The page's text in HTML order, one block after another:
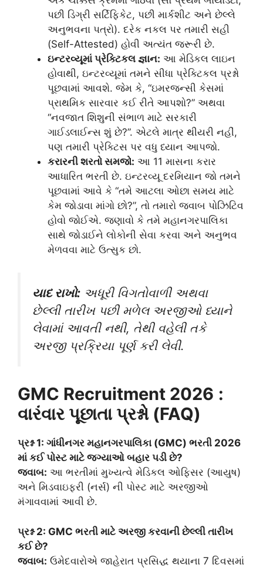
પછી ડિગ્રી સર્ટિફિકેટ, પછી માર્કશીટ અને છેલ્લે
અનુભવના પત્રો). દરેક નકલ પર તમારી સહી
(Self-Attested) હોવી અત્યંત જરૂરી છે.
ઇન્ટરવ્યૂમાં પ્રેક્ટિકલ જ્ઞાન: આ મેડિકલ લાઇન
હોવાથી, ઇન્ટરવ્યૂમાં તમને સીધા પ્રેક્ટિકલ પ્રશ્નો
પૂછવામાં આવશે. જેમ કે, “ઇમરજન્સી કેસમાં
પ્રાથમિક સારવાર કઈ રીતે આપશો?” અથવા
“નવજાત શિશુની સંભાળ માટે સરકારી
ગાઈડલાઈન્સ શું છે?”. એટલે માત્ર થીયરી નહીં,
પણ તમારી પ્રેક્ટિસ પર વધુ ધ્યાન આપજો.
કરારની શરતો સમજો: આ 11 માસના કરાર
આધારિત ભરતી છે. ઇન્ટરવ્યૂ દરમિયાન જો તમને
પૂછવામાં આવે કે “તમે આટલા ઓછા સમય માટે
કેમ જોડાવા માંગો છો?”, તો તમારો જવાબ પોઝિટિવ
હોવો જોઈએ. જણાવો કે તમે મહાનગરપાલિકા
સાથે જોડાઈને લોકોની સેવા કરવા અને અનુભવ
મેળવવા માટે ઉત્સુક છો.
યાદ રાખો: અધૂરી વિગતોવાળી અથવા
છેલ્લી તારીખ પછી મળેલ અરજીઓ ધ્યાને
લેવામાં આવતી નથી, તેથી વહેલી તકે
અરજી પ્રક્રિયા પૂર્ણ કરી લેવી.
GMC Recruitment 2026 :
વારંવાર પૂછાતા પ્રશ્નો (FAQ)
પ્રશ્ન 1: ગાંધીનગર મહાનગરપાલિકા (GMC) ભરતી 2026
માં કઈ પોસ્ટ માટે જગ્યાઓ બહાર પડી છે?
જવાબ: આ ભરતીમાં મુખ્યત્વે મેડિકલ ઓફિસર (આયુષ)
અને મિડવાઇફરી (નર્સ) ની પોસ્ટ માટે અરજીઓ
મંગાવવામાં આવી છે.
પ્રશ્ન 2: GMC ભરતી માટે અરજી કરવાની છેલ્લી તારીખ
કઈ છે?
જવાબ: ઉમેદવારોએ જાહેરાત પ્રસિદ્ધ થયાના 7 દિવસમાં